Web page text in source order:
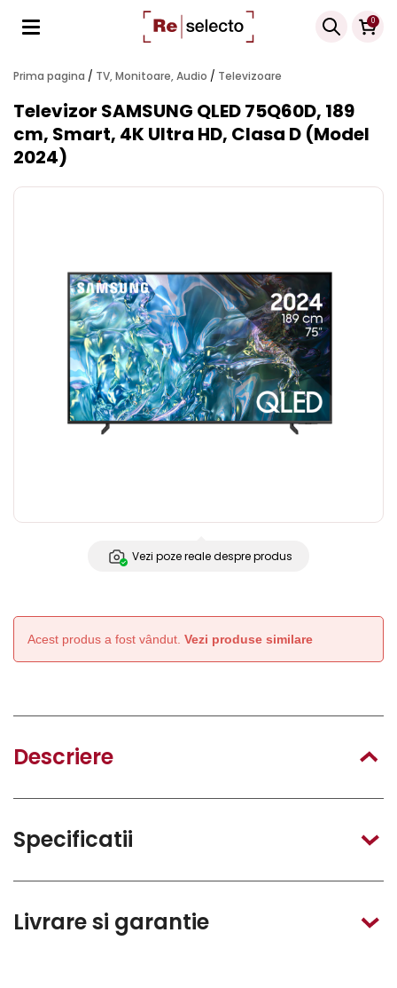
0
Products
search
Prima pagina / TV, Monitoare, Audio / Televizoare
Televizor SAMSUNG QLED 75Q60D, 189
cm, Smart, 4K Ultra HD, Clasa D (Model
2024)
Vezi poze reale despre produs
Acest produs a fost vândut. Vezi produse similare
Descriere
Specificatii
Livrare si garantie